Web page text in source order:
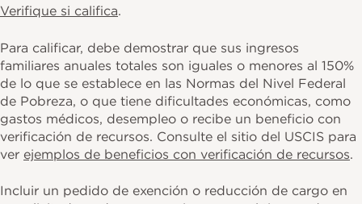
Verifique si califica.
Para calificar, debe demostrar que sus ingresos
familiares anuales totales son iguales o menores al 150%
de lo que se establece en las Normas del Nivel Federal
de Pobreza, o que tiene dificultades económicas, como
gastos médicos, desempleo o recibe un beneficio con
verificación de recursos. Consulte el sitio del USCIS para
ver ejemplos de beneficios con verificación de recursos.
Incluir un pedido de exención o reducción de cargo en